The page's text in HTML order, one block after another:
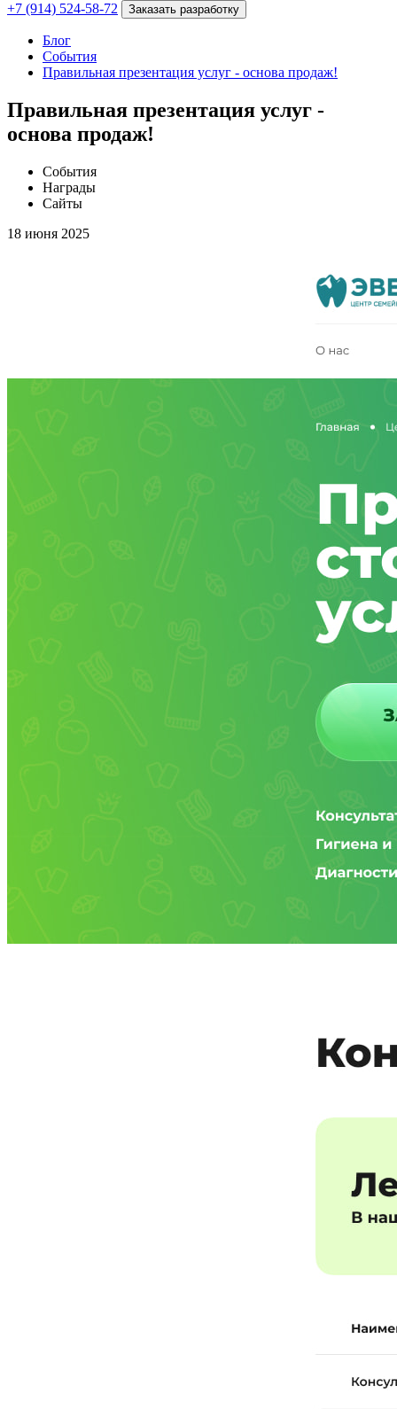
+7 (914) 524-58-72 Заказать разработку
Блог
События
Правильная презентация услуг - основа продаж!
Правильная презентация услуг -
основа продаж!
События
Награды
Сайты
18 июня 2025